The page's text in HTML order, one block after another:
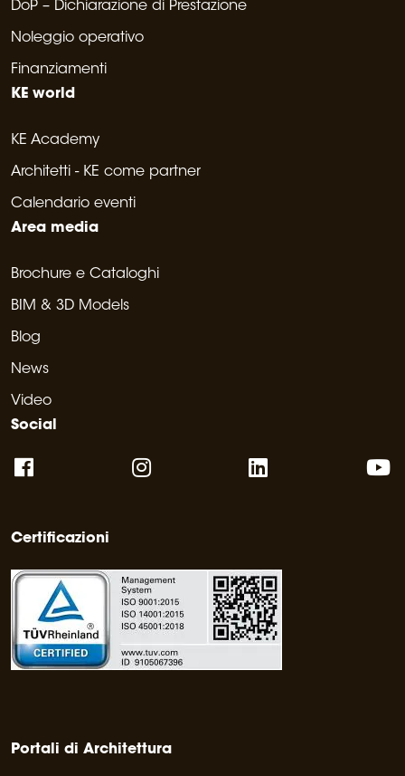
DoP – Dichiarazione di Prestazione
Noleggio operativo
Finanziamenti
KE world
KE Academy
Architetti - KE come partner
Calendario eventi
Area media
Brochure e Cataloghi
BIM & 3D Models
Blog
News
Video
Social
Certificazioni
Portali di Architettura